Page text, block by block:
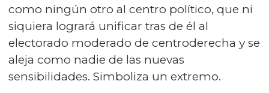
como ningún otro al centro político, que ni
siquiera logrará unificar tras de él al
electorado moderado de centroderecha y se
aleja como nadie de las nuevas
sensibilidades. Simboliza un extremo.